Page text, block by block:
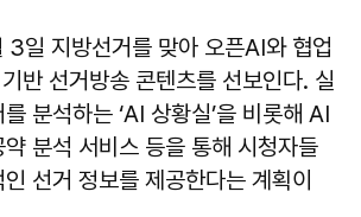
일 지방선거를 맞아 오픈AI와 협업
반 선거방송 콘텐츠를 선보인다. 실
분석하는 ‘AI 상황실’을 비롯해 AI
분석 서비스 등을 통해 시청자들
선거 정보를 제공한다는 계획이